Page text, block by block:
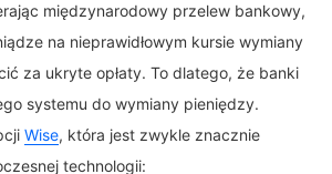
międzynarodowy przelew bankowy,
na nieprawidłowym kursie wymiany
za ukryte opłaty. To dlatego, że banki
systemu do wymiany pieniędzy.
Wise, która jest zwykle znacznie
technologii: